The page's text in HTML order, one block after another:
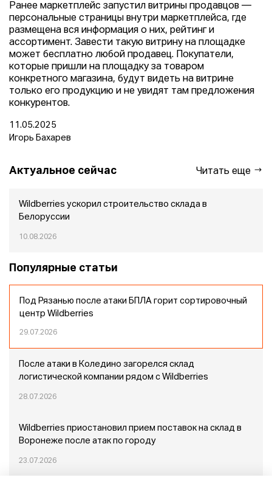
Ранее маркетплейс запустил витрины продавцов —
персональные страницы внутри маркетплейса, где
размещена вся информация о них, рейтинг и
ассортимент. Завести такую витрину на площадке
может бесплатно любой продавец. Покупатели,
которые пришли на площадку за товаром
конкретного магазина, будут видеть на витрине
только его продукцию и не увидят там предложения
конкурентов.
11.05.2025
Игорь Бахарев
Актуальное сейчас Читать еще
Wildberries ускорил строительство склада в
Белоруссии
10.08.2026
Популярные статьи
Под Рязанью после атаки БПЛА горит сортировочный
центр Wildberries
29.07.2026
После атаки в Коледино загорелся склад
логистической компании рядом с Wildberries
28.07.2026
Wildberries приостановил прием поставок на склад в
Воронеже после атак по городу
23.07.2026